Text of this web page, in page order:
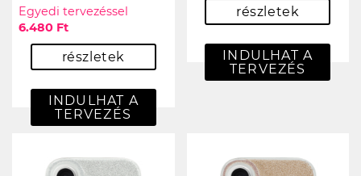
Egyedi tervezéssel
6.480 Ft
részletek
INDULHAT A
TERVEZÉS
részletek
INDULHAT A
TERVEZÉS